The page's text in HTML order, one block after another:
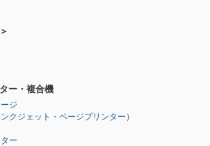
ー・複合機
ジ
ンクジェット・ページプリンター）
ー